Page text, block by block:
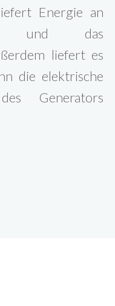
Energie an
und das
liefert es
die elektrische
Generators